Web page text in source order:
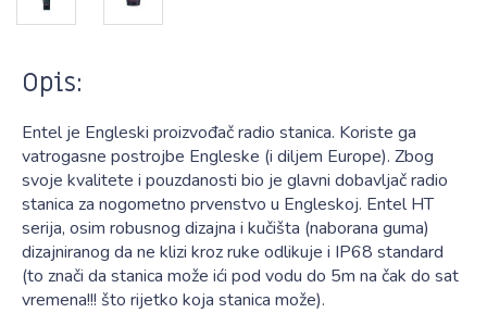
Opis:
Entel je Engleski proizvođač radio stanica. Koriste ga
vatrogasne postrojbe Engleske (i diljem Europe). Zbog
svoje kvalitete i pouzdanosti bio je glavni dobavljač radio
stanica za nogometno prvenstvo u Engleskoj. Entel HT
serija, osim robusnog dizajna i kučišta (naborana guma)
dizajniranog da ne klizi kroz ruke odlikuje i IP68 standard
(to znači da stanica može ići pod vodu do 5m na čak do sat
vremena!!! što rijetko koja stanica može).